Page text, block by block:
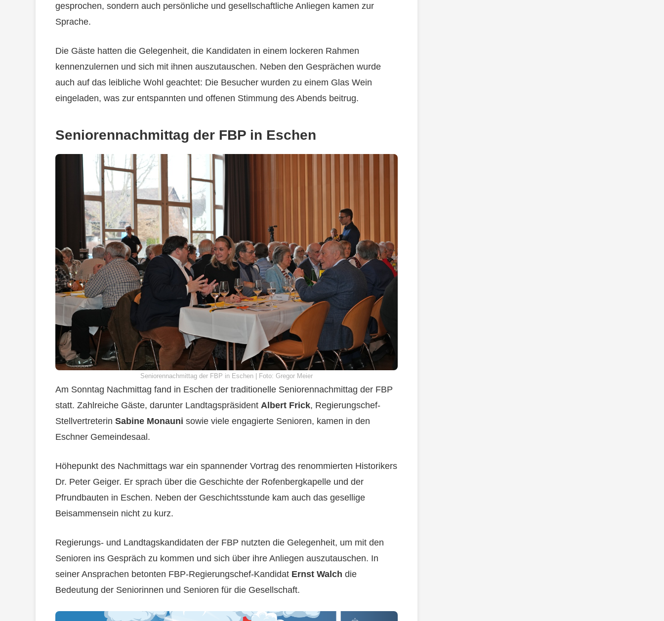
gesprochen, sondern auch persönliche und gesellschaftliche Anliegen kamen zur
Sprache.
Die Gäste hatten die Gelegenheit, die Kandidaten in einem lockeren Rahmen
kennenzulernen und sich mit ihnen auszutauschen. Neben den Gesprächen wurde
auch auf das leibliche Wohl geachtet: Die Besucher wurden zu einem Glas Wein
eingeladen, was zur entspannten und offenen Stimmung des Abends beitrug.
Seniorennachmittag der FBP in Eschen
Seniorennachmittag der FBP in Eschen | Foto: Gregor Meier
Am Sonntag Nachmittag fand in Eschen der traditionelle Seniorennachmittag der FBP
statt. Zahlreiche Gäste, darunter Landtagspräsident Albert Frick, Regierungschef-
Stellvertreterin Sabine Monauni sowie viele engagierte Senioren, kamen in den
Eschner Gemeindesaal.
Höhepunkt des Nachmittags war ein spannender Vortrag des renommierten Historikers
Dr. Peter Geiger. Er sprach über die Geschichte der Rofenbergkapelle und der
Pfrundbauten in Eschen. Neben der Geschichtsstunde kam auch das gesellige
Beisammensein nicht zu kurz.
Regierungs- und Landtagskandidaten der FBP nutzten die Gelegenheit, um mit den
Senioren ins Gespräch zu kommen und sich über ihre Anliegen auszutauschen. In
seiner Ansprachen betonten FBP-Regierungschef-Kandidat Ernst Walch die
Bedeutung der Seniorinnen und Senioren für die Gesellschaft.